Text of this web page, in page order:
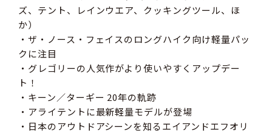
ズ、テント、レインウエア、クッキングツール、ほ
か）
・ザ・ノース・フェイスのロングハイク向け軽量パッ
クに注目
・グレゴリーの人気作がより使いやすくアップデー
ト！
・キーン／ターギー 20年の軌跡
・アライテントに最新軽量モデルが登場
・日本のアウトドアシーンを知るエイアンドエフオリ